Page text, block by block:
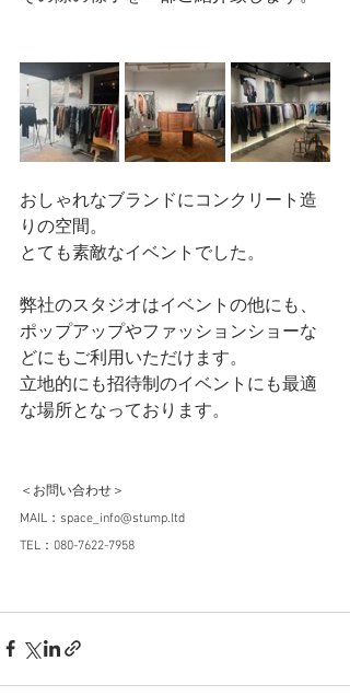
おしゃれなブランドにコンクリート造
りの空間。
とても素敵なイベントでした。
弊社のスタジオはイベントの他にも、
ポップアップやファッションショーな
どにもご利用いただけます。
立地的にも招待制のイベントにも最適
な場所となっております。
＜お問い合わせ＞
MAIL：space_info@stump.ltd
TEL：080-7622-7958